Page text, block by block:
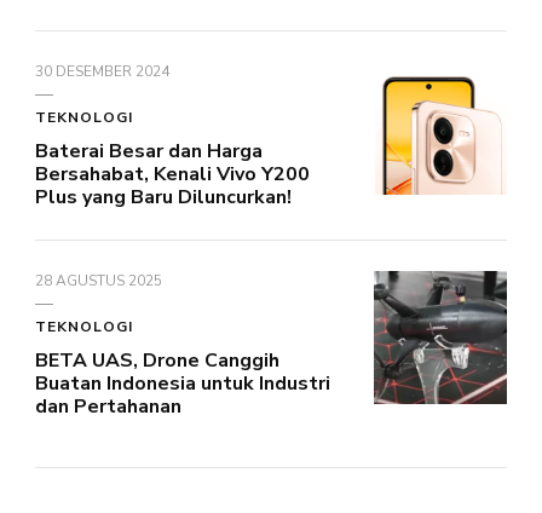
30 DESEMBER 2024
TEKNOLOGI
Baterai Besar dan Harga
Bersahabat, Kenali Vivo Y200
Plus yang Baru Diluncurkan!
28 AGUSTUS 2025
TEKNOLOGI
BETA UAS, Drone Canggih
Buatan Indonesia untuk Industri
dan Pertahanan